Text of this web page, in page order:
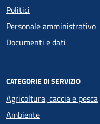
Politici
Personale amministrativo
Documenti e dati
CATEGORIE DI SERVIZIO
Agricoltura, caccia e pesca
Ambiente